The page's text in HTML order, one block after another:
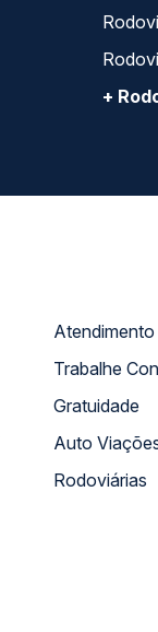
+
Trabalhe
Gratuidade
Auto
Rodoviárias